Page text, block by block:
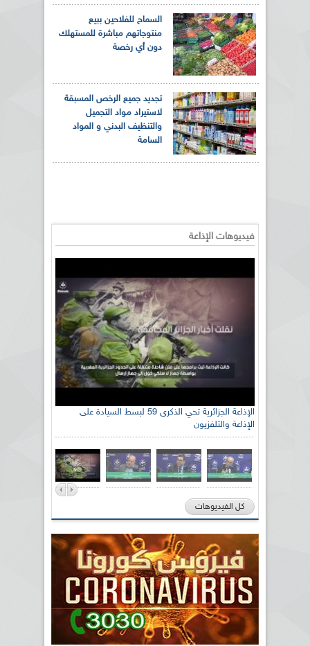
السماح للفلاحين ببيع
منتوجاتهم مباشرة للمستهلك
دون أي رخصة
تجديد جميع الرخص المسبقة
لاستيراد مواد التجميل
والتنظيف البدني و المواد
السامة
فيديوهات الإذاعة
الإذاعة الجزائرية تحي الذكرى 59 لبسط السيادة على
الإذاعة والتلفزيون
كل الفيديوهات